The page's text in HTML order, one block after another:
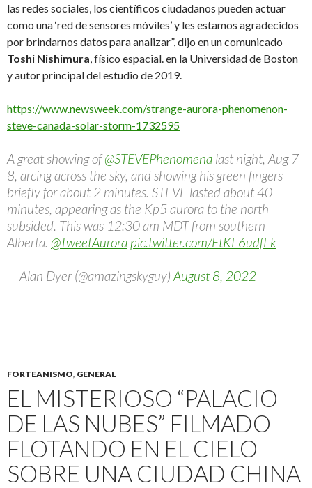
las redes sociales, los científicos ciudadanos pueden actuar
como una ‘red de sensores móviles’ y les estamos agradecidos
por brindarnos datos para analizar”, dijo en un comunicado
Toshi Nishimura , físico espacial. en la Universidad de Boston
y autor principal del estudio de 2019.
https://www.newsweek.com/strange-aurora-phenomenon-
steve-canada-solar-storm-1732595
A great showing of@STEVEPhenomena last night, Aug 7-
8, arcing across the sky, and showing his green fingers
briefly for about 2 minutes. STEVE lasted about 40
minutes, appearing as the Kp5 aurora to the north
subsided. This was 12:30 am MDT from southern
Alberta. @TweetAurora pic.twitter.com/EtKF6udfFk
— Alan Dyer (@amazingskyguy) August 8, 2022
FORTEANISMO, GENERAL
EL MISTERIOSO “PALACIO
DE LAS NUBES” FILMADO
FLOTANDO EN EL CIELO
SOBRE UNA CIUDAD CHINA